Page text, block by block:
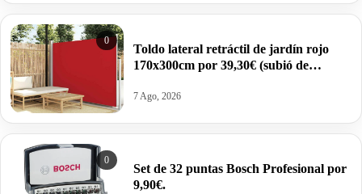
0
Toldo lateral retráctil de jardín rojo
170x300cm por 39,30€ (subió de
7 Ago, 2026
0
Set de 32 puntas Bosch Profesional por
9,90€.